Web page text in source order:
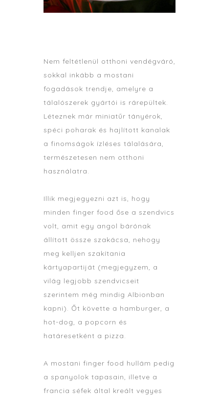
Nem feltétlenül otthoni vendégváró,
sokkal inkább a mostani
fogadások trendje, amelyre a
tálalószerek gyártói is rárepültek.
Léteznek már miniatűr tányérok,
spéci poharak és hajlított kanalak
a finomságok ízléses tálalására,
természetesen nem otthoni
használatra.
Illik megjegyezni azt is, hogy
minden finger food őse a szendvics
volt, amit egy angol bárónak
állított össze szakácsa, nehogy
meg kelljen szakítania
kártyapartiját (megjegyzem, a
világ legjobb szendvicseit
szerintem még mindig Albionban
kapni). Őt követte a hamburger, a
hot-dog, a popcorn és
határesetként a pizza.
A mostani finger food hullám pedig
a spanyolok tapasain, illetve a
francia séfek által kreált vegyes